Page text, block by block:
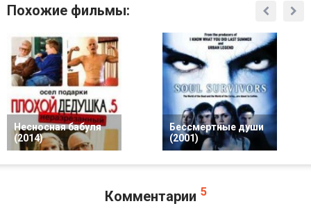
Похожие фильмы:
Несносная бабуля
(2014)
Бессмертные души
(2001)
Комментарии 5